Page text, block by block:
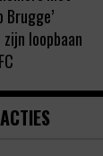
Brugge’
loopbaan